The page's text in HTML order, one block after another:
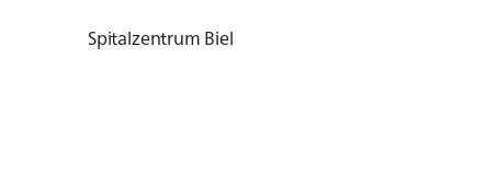
Spitalzentrum Biel